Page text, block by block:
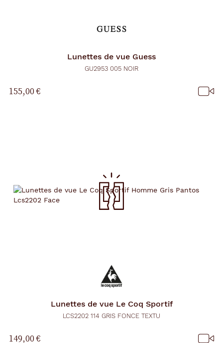
Lunettes de vue Guess
GU2953 005 NOIR
155,00 €
Lunettes de vue Le Coq Sportif
LCS2202 114 GRIS FONCE TEXTU
149,00 €